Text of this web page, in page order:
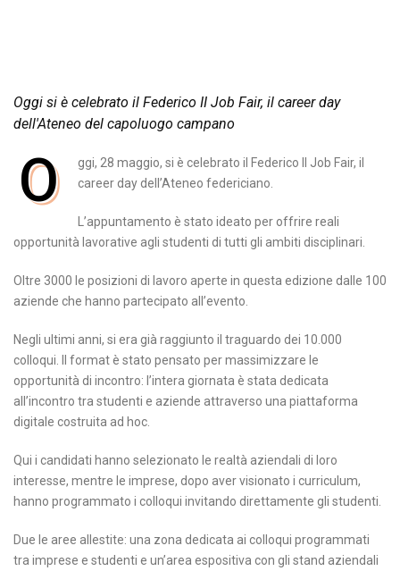
Oggi si è celebrato il Federico II Job Fair, il career day
dell'Ateneo del capoluogo campano
O
ggi, 28 maggio, si è celebrato il Federico II Job Fair, il
career day dell’Ateneo federiciano.
L’appuntamento è stato ideato per offrire reali
opportunità lavorative agli studenti di tutti gli ambiti disciplinari.
Oltre 3000 le posizioni di lavoro aperte in questa edizione dalle 100
aziende che hanno partecipato all’evento.
Negli ultimi anni, si era già raggiunto il traguardo dei 10.000
colloqui. Il format è stato pensato per massimizzare le
opportunità di incontro: l’intera giornata è stata dedicata
all’incontro tra studenti e aziende attraverso una piattaforma
digitale costruita ad hoc.
Qui i candidati hanno selezionato le realtà aziendali di loro
interesse, mentre le imprese, dopo aver visionato i curriculum,
hanno programmato i colloqui invitando direttamente gli studenti.
Due le aree allestite: una zona dedicata ai colloqui programmati
tra imprese e studenti e un’area espositiva con gli stand aziendali